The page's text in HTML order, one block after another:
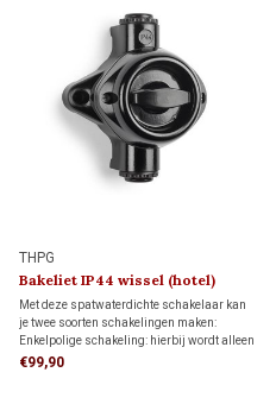
THPG
Bakeliet IP44 wissel (hotel)
schakelaar 1930
Met deze spatwaterdichte schakelaar kan
je twee soorten schakelingen maken:
Enkelpolige schakeling: hierbij wordt alleen
de stroomvoerende draad onderbroken.
€99,90